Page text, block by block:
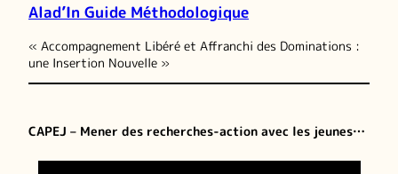
Alad’In Guide Méthodologique
« Accompagnement Libéré et Affranchi des Dominations :
une Insertion Nouvelle »
CAPEJ – Mener des recherches-action avec les jeunes…